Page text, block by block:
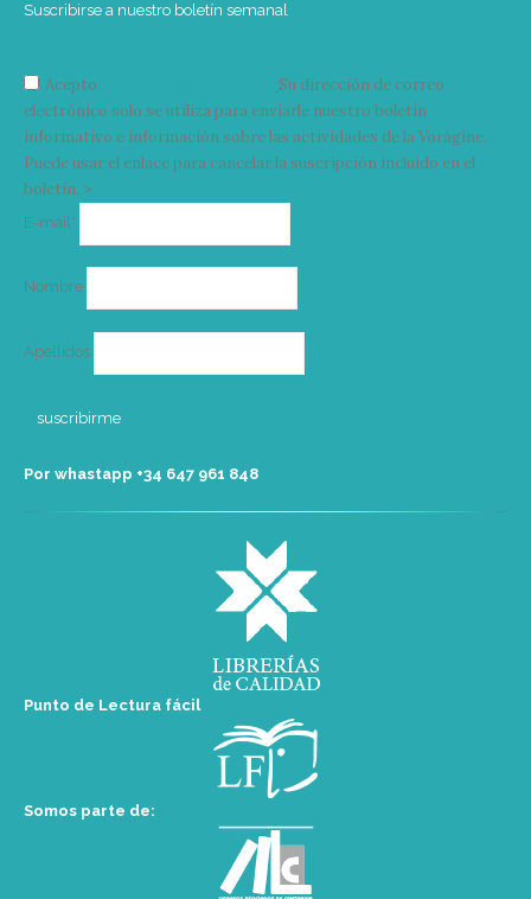
Suscribirse a nuestro boletín semanal
Acepto
Su dirección de correo
electrónico solo se utiliza para enviarle nuestro boletín
informativo e información sobre las actividades de la Vorágine.
Puede usar el enlace para cancelar la suscripción incluido en el
boletín. >
E-mail*
Nombre
Apellidos
Por whastapp +34 ‭647 961 848‬
Punto de Lectura fácil
Somos parte de: